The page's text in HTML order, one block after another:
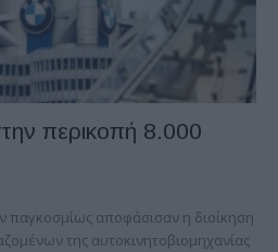
περικοπή 8.000
παγκοσμίως αποφάσισαν η διοίκηση
της αυτοκινητοβιομηχανίας